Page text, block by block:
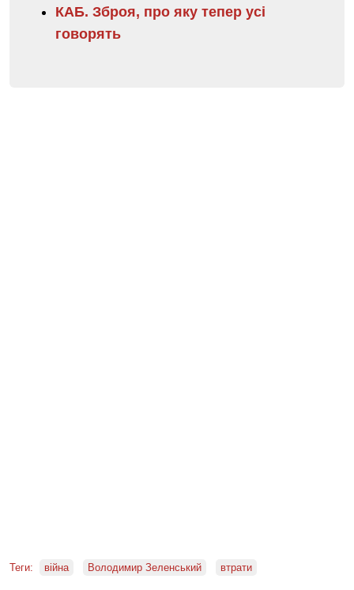
КАБ. Зброя, про яку тепер усі
говорять
Теги: війна Володимир Зеленський втрати